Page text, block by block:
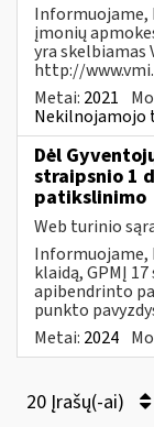
Informuojame,
įmonių
yra skelbiamas
http://
Metai: 2021
Nekilnojamojo
Dėl
straipsnio 1
patikslinimo
Web turinio
Informuojame,
klaidą, GPMĮ
apibendrinto
punkto
Metai: 2024
20 Įrašų(-ai)